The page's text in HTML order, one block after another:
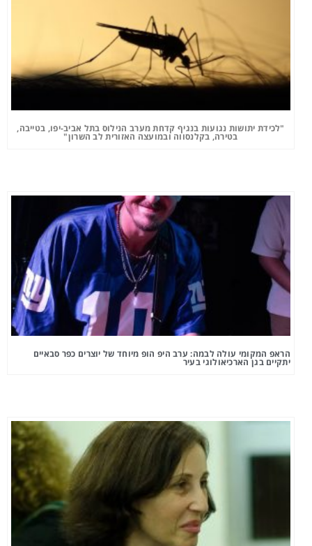
"לכידת יתושות נגועות בנגיף קדחת מערב הנילוס בתל אביב-יפו, בטייבה,
בטירה, בקלנסווה ובמועצה האזורית לב השרון"
הראפ המקומי עולה לבמה: ערב היפ הופ מיוחד של יוצרים כפר סבאיים
יתקיים בגן הארכיאולוגי בעיר